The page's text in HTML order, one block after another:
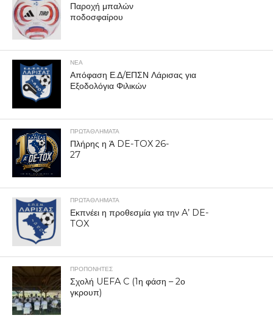
Παροχή μπαλών
ποδοσφαίρου
ΝΕΑ
Απόφαση Ε.Δ/ΕΠΣΝ Λάρισας για
Εξοδολόγια Φιλικών
ΠΡΩΤΑΘΛΉΜΑΤΑ
Πλήρης η Ά DE-TOX 26-
27
ΠΡΩΤΑΘΛΉΜΑΤΑ
Εκπνέει η προθεσμία για την A’ DE-
TOX
ΠΡΟΠΟΝΗΤΈΣ
Σχολή UEFA C (1η φάση – 2ο
γκρουπ)